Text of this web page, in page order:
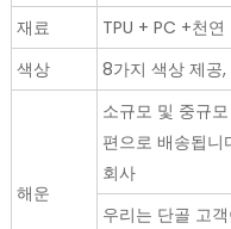
재료
TPU + PC +천
색상
8가지 색상 제공
해운
소규모 및 중규
편으로 배송됩니
회사
우리는 단골 고